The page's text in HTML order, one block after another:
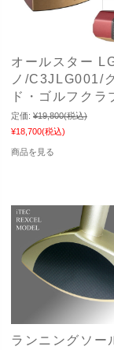
オールスター
ノ/C3JLG001/
ド・ゴルフクラ
定価: ¥19,800(税込)
¥18,700(税込)
商品を見る
ランニングソー